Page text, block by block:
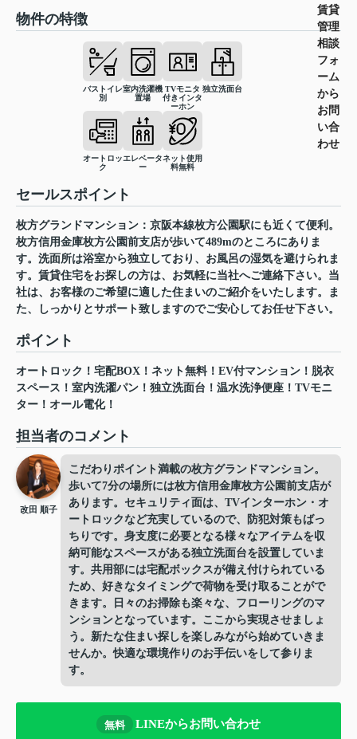
賃貸
管理
相談
フォ
ーム
から
お問
い合
わせ
物件の特徴
バストイレ
別
室内洗濯機
置場
TVモニタ
付きインタ
ーホン
独立洗面台
オートロッ
ク
エレベータ
ー
ネット使用
料無料
セールスポイント
枚方グランドマンション：京阪本線枚方公園駅にも近くて便利。
枚方信用金庫枚方公園前支店が歩いて489mのところにありま
す。洗面所は浴室から独立しており、お風呂の湿気を避けられま
す。賃貸住宅をお探しの方は、お気軽に当社へご連絡下さい。当
社は、お客様のご希望に適した住まいのご紹介をいたします。ま
た、しっかりとサポート致しますのでご安心してお任せ下さい。
ポイント
オートロック！宅配BOX！ネット無料！EV付マンション！脱衣
スペース！室内洗濯パン！独立洗面台！温水洗浄便座！TVモニ
ター！オール電化！
担当者のコメント
改田 順子
こだわりポイント満載の枚方グランドマンション。
歩いて7分の場所には枚方信用金庫枚方公園前支店が
あります。セキュリティ面は、TVインターホン・オ
ートロックなど充実しているので、防犯対策もばっ
ちりです。身支度に必要となる様々なアイテムを収
納可能なスペースがある独立洗面台を設置していま
す。共用部には宅配ボックスが備え付けられている
ため、好きなタイミングで荷物を受け取ることがで
きます。日々のお掃除も楽々な、フローリングのマ
ンションとなっています。ここから実現させましょ
う。新たな住まい探しを楽しみながら始めていきま
せんか。快適な環境作りのお手伝いをして参りま
す。
無料 LINEからお問い合わせ